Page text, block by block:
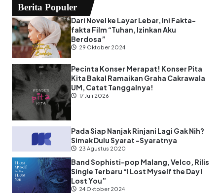
Berita Populer
Dari Novel ke Layar Lebar, Ini Fakta-
fakta Film “Tuhan, Izinkan Aku
Berdosa”
29 Oktober 2024
Pecinta Konser Merapat! Konser Pita
Kita Bakal Ramaikan Graha Cakrawala
UM, Catat Tanggalnya!
17 Juli 2026
Pada Siap Nanjak Rinjani Lagi Gak Nih?
Simak Dulu Syarat -Syaratnya
23 Agustus 2020
Band Sophisti-pop Malang, Velco, Rilis
Single Terbaru “I Lost Myself the Day I
Lost You”
24 Oktober 2024